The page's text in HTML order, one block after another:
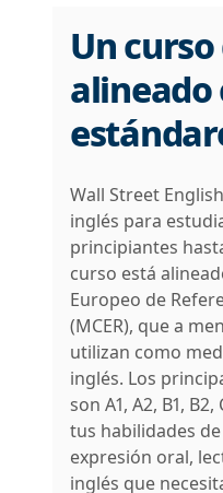
Un
alineado
Wall Street
inglés para
principiantes
curso está
Europeo de
(MCER), que a
utilizan como
inglés. Los
son A1, A2, B1,
tus habilidades
expresión oral,
inglés que